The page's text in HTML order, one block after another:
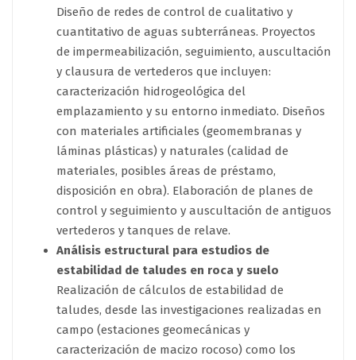
Diseño de redes de control de cualitativo y
cuantitativo de aguas subterráneas. Proyectos
de impermeabilización, seguimiento, auscultación
y clausura de vertederos que incluyen:
caracterización hidrogeológica del
emplazamiento y su entorno inmediato. Diseños
con materiales artificiales (geomembranas y
láminas plásticas) y naturales (calidad de
materiales, posibles áreas de préstamo,
disposición en obra). Elaboración de planes de
control y seguimiento y auscultación de antiguos
vertederos y tanques de relave.
Análisis estructural para estudios de
estabilidad de taludes en roca y suelo
Realización de cálculos de estabilidad de
taludes, desde las investigaciones realizadas en
campo (estaciones geomecánicas y
caracterización de macizo rocoso) como los